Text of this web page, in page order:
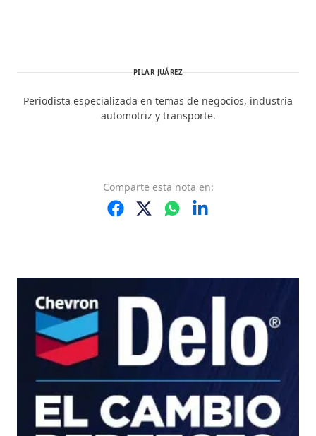
PILAR JUÁREZ
Periodista especializada en temas de negocios, industria
automotriz y transporte.
Comparte esta nota en: